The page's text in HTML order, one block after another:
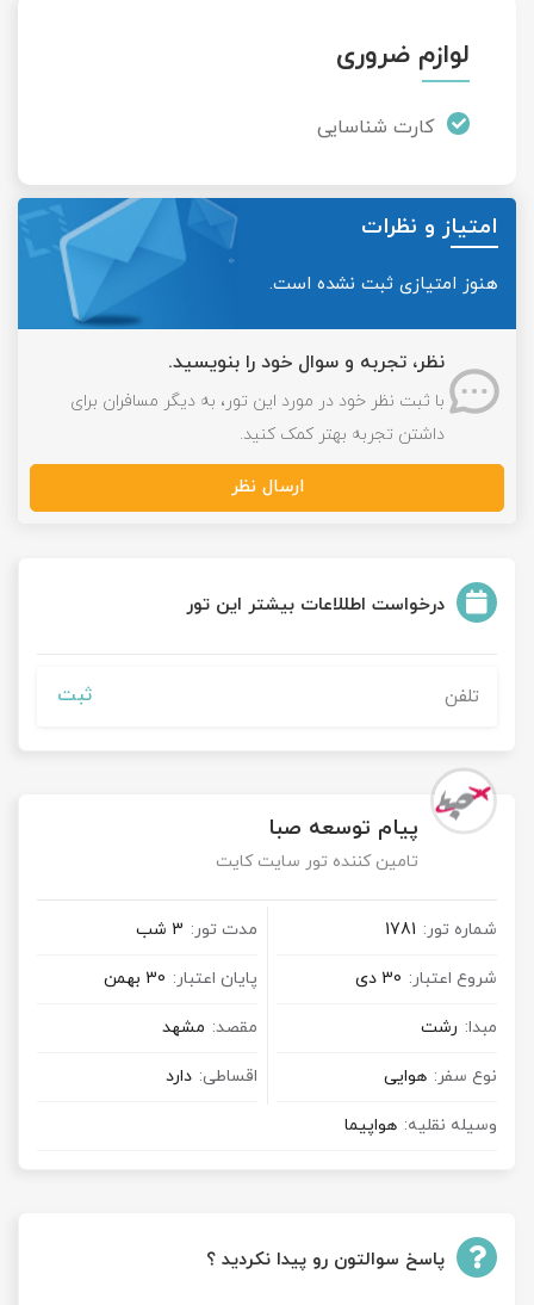
درخواست اطللاعات بیشتر این تور
ثبت
پیام توسعه صبا
تامین کننده تور سایت کایت
شماره تور: 1781 مدت تور: 3 شب
شروع اعتبار: 30 دی پایان اعتبار: 30 بهمن
مبدا: رشت مقصد: مشهد
نوع سفر: هوایی اقساطی: دارد
وسیله نقلیه: هواپیما
پاسخ سوالتون رو پیدا نکردید ؟
لوازم ضروری
کارت شناسایی
امتیاز و نظرات
هنوز امتیازی ثبت نشده است.
نظر، تجربه و سوال خود را بنویسید.
با ثبت نظر خود در مورد این تور، به دیگر مسافران برای
داشتن تجربه بهتر کمک کنید.
ارسال نظر